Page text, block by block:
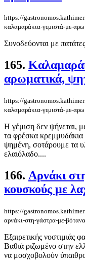
https://
καλαμαράκια-γεμιστά-με-
Συνοδεύονται με
165.
αρωματικά,
https://
καλαμαράκια-γεμιστά-με-
Η γέμιση δεν ψήνεται,
τα φρέσκα κρεμμυδάκια
ψημένη, σοτάρουμε τα
ελαιόλαδο....
166. Αρνάκι
κουσκούς με
https://
αρνάκι-στη-γάστρα-με-
Εξαιρετικής νοστιμιάς
Βαθιά ριζωμένο στην
να μοσχοβολούν